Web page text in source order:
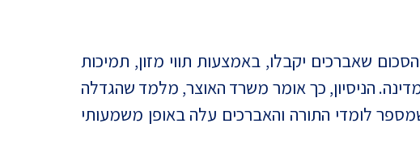
שאברכים יקבלו, באמצעות תווי מזון, תמיכות
הניסיון, כך אומר משרד האוצר, מלמד שהגדלה
לומדי התורה והאברכים עלה באופן משמעותי